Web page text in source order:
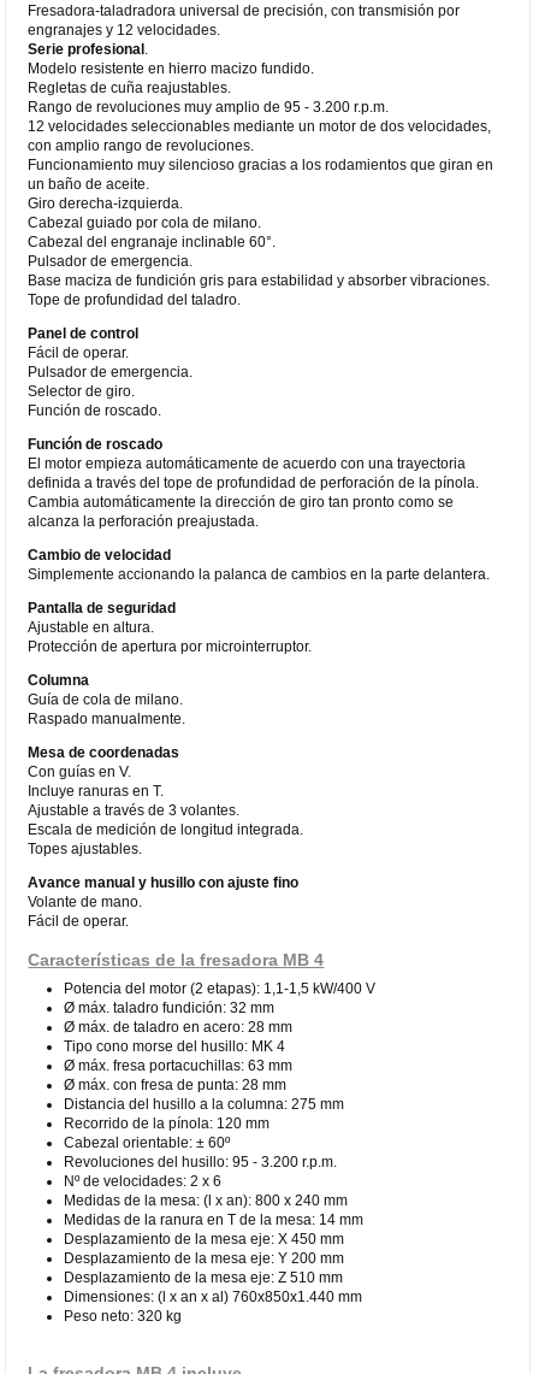
Fresadora-taladradora universal de precisión, con transmisión por
engranajes y 12 velocidades.
Serie profesional
Modelo resistente en hierro macizo fundido.
Regletas de cuña reajustables.
Rango de revoluciones muy amplio de 95 - 3.200 r.p.m.
12 velocidades seleccionables mediante un motor de dos velocidades,
con amplio rango de revoluciones.
Funcionamiento muy silencioso gracias a los rodamientos que giran en
un baño de aceite.
Giro derecha-izquierda.
Cabezal guiado por cola de milano.
Cabezal del engranaje inclinable 60°.
Pulsador de emergencia.
Base maciza de fundición gris para estabilidad y absorber vibraciones.
Tope de profundidad del taladro.
Panel de control
Fácil de operar.
Pulsador de emergencia.
Selector de giro.
Función de roscado.
Función de roscado
El motor empieza automáticamente de acuerdo con una trayectoria
definida a través del tope de profundidad de perforación de la pínola.
Cambia automáticamente la dirección de giro tan pronto como se
alcanza la perforación preajustada.
Cambio de velocidad
Simplemente accionando la palanca de cambios en la parte delantera.
Pantalla de seguridad
Ajustable en altura.
Protección de apertura por microinterruptor.
Columna
Guía de cola de milano.
Raspado manualmente.
Mesa de coordenadas
Con guías en V.
Incluye ranuras en T.
Ajustable a través de 3 volantes.
Escala de medición de longitud integrada.
Topes ajustables.
Avance manual y husillo con ajuste fino
Volante de mano.
Fácil de operar.
Características de la fresadora MB 4
Potencia del motor (2 etapas): 1,1-1,5 kW/400 V
Ø máx. taladro fundición: 32 mm
Ø máx. de taladro en acero: 28 mm
Tipo cono morse del husillo: MK 4
Ø máx. fresa portacuchillas: 63 mm
Ø máx. con fresa de punta: 28 mm
Distancia del husillo a la columna: 275 mm
Recorrido de la pínola: 120 mm
Cabezal orientable: ± 60º
Revoluciones del husillo: 95 - 3.200 r.p.m.
Nº de velocidades: 2 x 6
Medidas de la mesa: (l x an): 800 x 240 mm
Medidas de la ranura en T de la mesa: 14 mm
Desplazamiento de la mesa eje: X 450 mm
Desplazamiento de la mesa eje: Y 200 mm
Desplazamiento de la mesa eje: Z 510 mm
Dimensiones: (l x an x al) 760x850x1.440 mm
Peso neto: 320 kg